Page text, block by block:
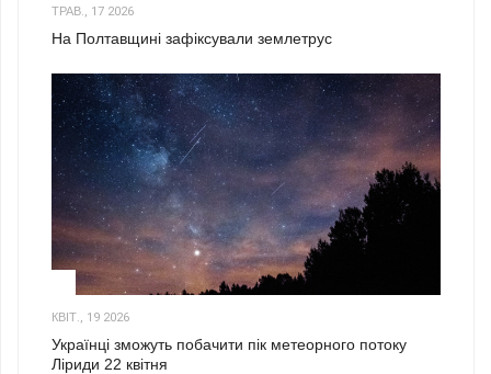
ТРАВ., 17 2026
На Полтавщині зафіксували землетрус
КВІТ., 19 2026
Українці зможуть побачити пік метеорного потоку
Ліриди 22 квітня